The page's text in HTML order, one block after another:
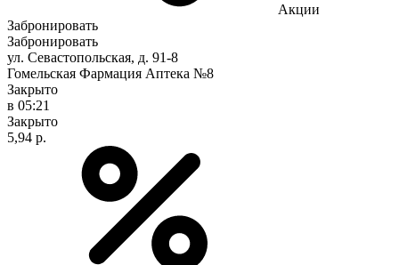
Акции
Забронировать
Забронировать
ул. Севастопольская, д. 91-8
Гомельская Фармация Аптека №8
Закрыто
в 05:21
Закрыто
5,94 р.